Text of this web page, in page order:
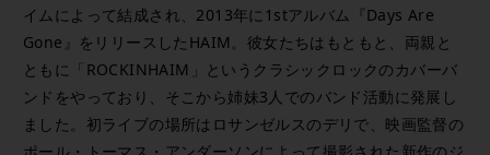
イムによって結成され、2013年に1stアルバム『Days Are
Gone』をリリースしたHAIM。彼女たちはもともと、両親と
ともに「ROCKINHAIM」というクラシックロックのカバーバ
ンドをやっており、そこから姉妹3人でのバンド活動に発展し
ました。初ライブの場所はロサンゼルスのデリで、映画監督の